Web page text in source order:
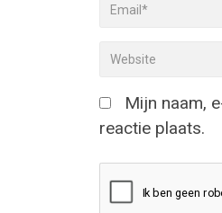
Mijn naam,
reactie plaats.